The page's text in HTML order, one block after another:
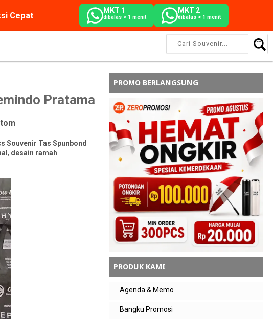
Cepat
MKT 1
dibalas < 1 menit
MKT 2
dibalas < 1 menit
Pratama
Souvenir Tas Spunbond
, desain ramah
PROMO BERLANGSUNG
PRODUK KAMI
Agenda & Memo
Bangku Promosi